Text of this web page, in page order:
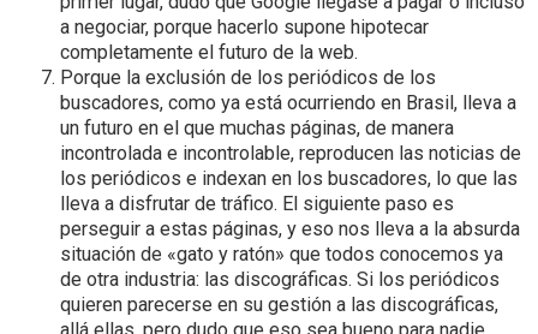
a negociar, porque hacerlo supone hipotecar
completamente el futuro de la web.
Porque la exclusión de los periódicos de los
buscadores, como ya está ocurriendo en Brasil, lleva a
un futuro en el que muchas páginas, de manera
incontrolada e incontrolable, reproducen las noticias de
los periódicos e indexan en los buscadores, lo que las
lleva a disfrutar de tráfico. El siguiente paso es
perseguir a estas páginas, y eso nos lleva a la absurda
situación de «gato y ratón» que todos conocemos ya
de otra industria: las discográficas. Si los periódicos
quieren parecerse en su gestión a las discográficas,